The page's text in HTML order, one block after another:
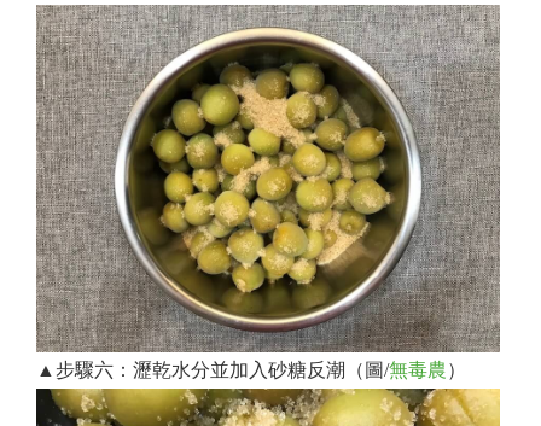
▲步驟六：瀝乾水分並加入砂糖反潮（圖/無毒農）